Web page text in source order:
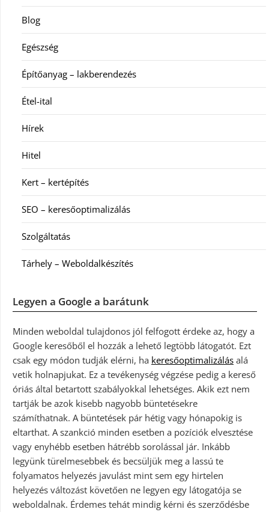
Blog
Egészség
Építőanyag – lakberendezés
Étel-ital
Hírek
Hitel
Kert – kertépítés
SEO – keresőoptimalizálás
Szolgáltatás
Tárhely – Weboldalkészítés
Legyen a Google a barátunk
Minden weboldal tulajdonos jól felfogott érdeke az, hogy a
Google keresőből el hozzák a lehető legtöbb látogatót. Ezt
csak egy módon tudják elérni, ha keresőoptimalizálás alá
vetik holnapjukat. Ez a tevékenység végzése pedig a kereső
óriás által betartott szabályokkal lehetséges. Akik ezt nem
tartják be azok kisebb nagyobb büntetésekre
számíthatnak. A büntetések pár hétig vagy hónapokig is
eltarthat. A szankció minden esetben a pozíciók elvesztése
vagy enyhébb esetben hátrébb sorolással jár. Inkább
legyünk türelmesebbek és becsüljük meg a lassú te
folyamatos helyezés javulást mint sem egy hirtelen
helyezés változást követően ne legyen egy látogatója se
weboldalnak. Érdemes tehát mindig kérni és szerződésbe